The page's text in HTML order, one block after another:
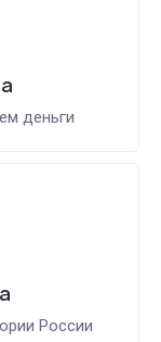
деньги
России